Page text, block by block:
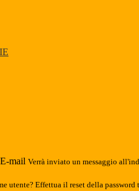
E-mail Verrà inviato un messaggio
utente? Effettua il reset della password